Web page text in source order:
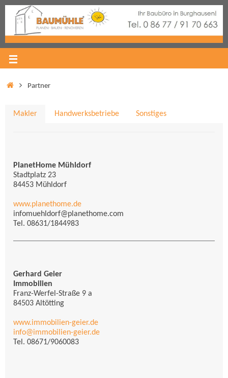
Partner
Makler Handwerksbetriebe Sonstiges
PlanetHome Mühldorf
Stadtplatz 23
84453 Mühldorf
www.planethome.de
infomuehldorf@planethome.com
Tel. 08631/1844983
Gerhard Geier
Immobilien
Franz-Werfel-Straße 9 a
84503 Altötting
www.immobilien-geier.de
info@immobilien-geier.de
Tel. 08671/9060083